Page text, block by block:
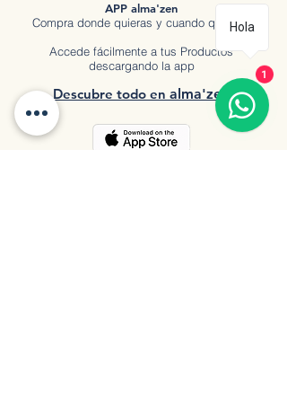
APP alma'zen
Compra donde quieras y cuando quieras.
Accede fácilmente a tus Productos
descargando la app
Descubre todo en a lma'zen
Hola
1